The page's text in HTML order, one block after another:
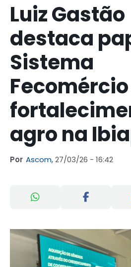
Luiz Gastão
destaca
Sistema
agro na
Por Ascom,27/03/26 - 16:42